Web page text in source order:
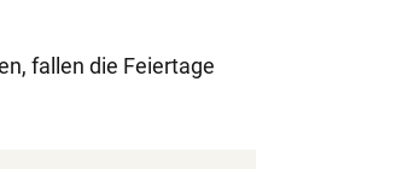
fallen die Feiertage